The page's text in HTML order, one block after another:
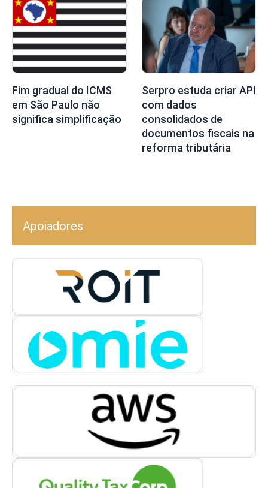
Fim gradual do ICMS
em São Paulo não
significa simplificação
Serpro estuda criar API
com dados
consolidados de
documentos fiscais na
reforma tributária
Apoiadores